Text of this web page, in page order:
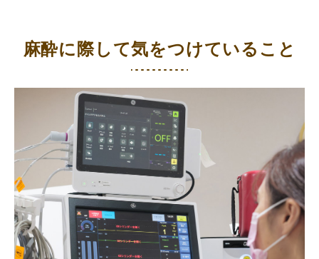
麻酔に際して気をつけていること